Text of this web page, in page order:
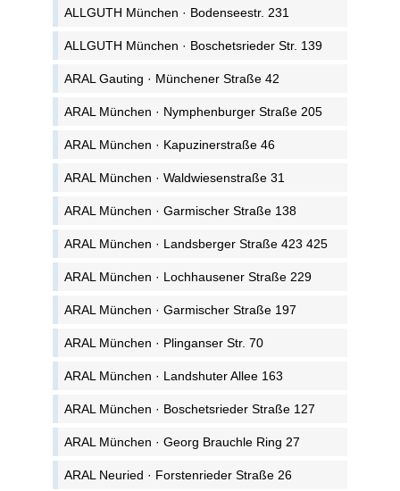
ALLGUTH München · Bodenseestr. 231
ALLGUTH München · Boschetsrieder Str. 139
ARAL Gauting · Münchener Straße 42
ARAL München · Nymphenburger Straße 205
ARAL München · Kapuzinerstraße 46
ARAL München · Waldwiesenstraße 31
ARAL München · Garmischer Straße 138
ARAL München · Landsberger Straße 423 425
ARAL München · Lochhausener Straße 229
ARAL München · Garmischer Straße 197
ARAL München · Plinganser Str. 70
ARAL München · Landshuter Allee 163
ARAL München · Boschetsrieder Straße 127
ARAL München · Georg Brauchle Ring 27
ARAL Neuried · Forstenrieder Straße 26